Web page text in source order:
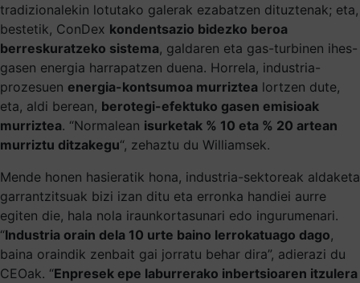
tradizionalekin lotutako galerak ezabatzen dituztenak; eta,
bestetik, ConDex kondentsazio bidezko beroa
berreskuratzeko sistema, galdaren eta gas-turbinen ihes-
gasen energia harrapatzen duena. Horrela, industria-
prozesuen energia-kontsumoa murriztea lortzen dute,
eta, aldi berean, berotegi-efektuko gasen emisioak
murriztea. “Normalean isurketak % 10 eta % 20 artean
murriztu ditzakegu“, zehaztu du Williamsek.
Mende honen hasieratik hona, industria-sektoreak aldaketa
garrantzitsuak bizi izan ditu eta erronka handiei aurre
egiten die, hala nola iraunkortasunari edo ingurumenari.
“Industria orain dela 10 urte baino lerrokatuago dago,
baina oraindik zenbait gai jorratu behar dira”, adierazi du
CEOak. “Enpresek epe laburrerako inbertsioaren itzulera